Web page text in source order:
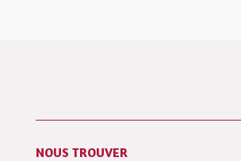
NOUS TROUVER